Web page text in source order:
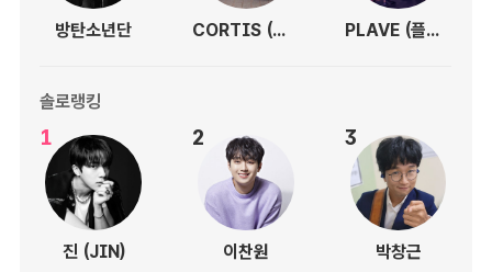
방탄소년단 CORTIS (코르티스) PLAVE (플레이브)
솔로랭킹
1
진 (JIN)
2
이찬원
3
박창근